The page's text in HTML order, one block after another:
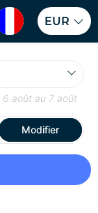
EUR
6 août au 7 août
Modifier